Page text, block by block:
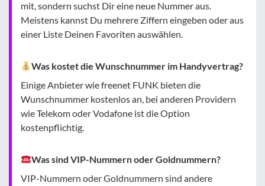
mit, sondern suchst Dir eine neue Nummer aus.
Meistens kannst Du mehrere Ziffern eingeben oder aus
einer Liste Deinen Favoriten auswählen.
Was kostet die Wunschnummer im Handyvertrag?
Einige Anbieter wie freenet FUNK bieten die
Wunschnummer kostenlos an, bei anderen Providern
wie Telekom oder Vodafone ist die Option
kostenpflichtig.
Was sind VIP-Nummern oder Goldnummern?
VIP-Nummern oder Goldnummern sind andere